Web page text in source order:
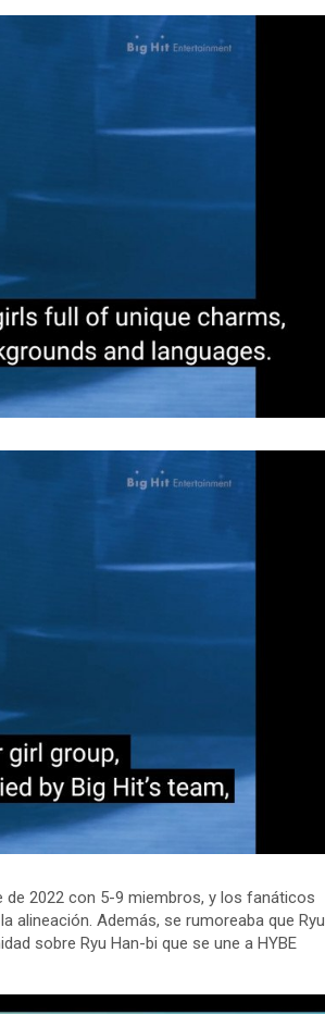
de 2022 con 5-9 miembros, y los fanáticos
alineación. Además, se rumoreaba que Ryu
sobre Ryu Han-bi que se une a HYBE